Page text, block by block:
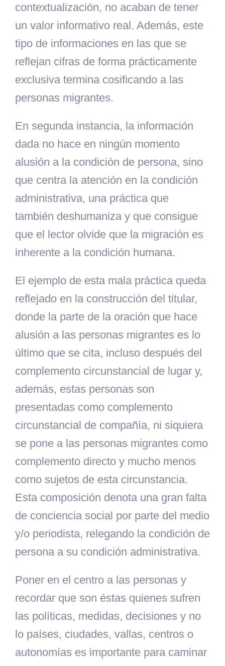
contextualización, no acaban de tener
un valor informativo real. Además, este
tipo de informaciones en las que se
reflejan cifras de forma prácticamente
exclusiva termina cosificando a las
personas migrantes.
En segunda instancia, la información
dada no hace en ningún momento
alusión a la condición de persona, sino
que centra la atención en la condición
administrativa, una práctica que
también deshumaniza y que consigue
que el lector olvide que la migración es
inherente a la condición humana.
El ejemplo de esta mala práctica queda
reflejado en la construcción del titular,
donde la parte de la oración que hace
alusión a las personas migrantes es lo
último que se cita, incluso después del
complemento circunstancial de lugar y,
además, estas personas son
presentadas como complemento
circunstancial de compañía, ni siquiera
se pone a las personas migrantes como
complemento directo y mucho menos
como sujetos de esta circunstancia.
Esta composición denota una gran falta
de conciencia social por parte del medio
y/o periodista, relegando la condición de
persona a su condición administrativa.
Poner en el centro a las personas y
recordar que son éstas quienes sufren
las políticas, medidas, decisiones y no
lo países, ciudades, vallas, centros o
autonomías es importante para caminar